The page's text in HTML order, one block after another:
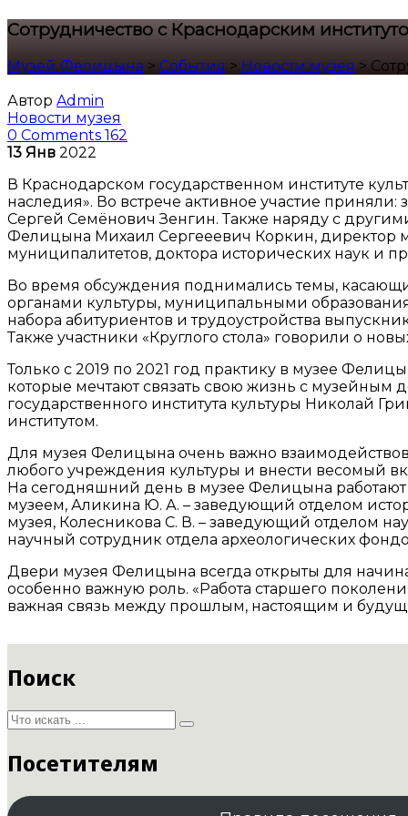
Сотрудничество с Краснодарским
Музей Фелицына > События > Новости музея >
Автор Admin
Новости музея
0 Comments 162
13 Янв 2022
В Краснодарском государственном институте
наследия». Во встрече активное участие
Сергей Семёнович Зенгин. Также наряду с
Фелицына Михаил Сергееевич Коркин, директор
муниципалитетов, доктора исторических наук и
Во время обсуждения поднимались темы,
органами культуры, муниципальными
набора абитуриентов и трудоустройства
Также участники «Круглого стола» говорили о
Только с 2019 по 2021 год практику в музее
которые мечтают связать свою жизнь с музейным
государственного института культуры Николай
институтом.
Для музея Фелицына очень важно
любого учреждения культуры и внести весомый
На сегодняшний день в музее Фелицына
музеем, Аликина Ю. А. – заведующий отделом
музея, Колесникова С. В. – заведующий отделом
научный сотрудник отдела археологических
Двери музея Фелицына всегда открыты для
особенно важную роль. «Работа старшего
важная связь между прошлым, настоящим и
Поиск
Посетителям